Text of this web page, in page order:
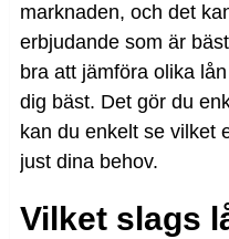
marknaden, och det
erbjudande som är
bra att jämföra olika
dig bäst. Det gör du
kan du enkelt se vilket
just dina behov.
Vilket slags